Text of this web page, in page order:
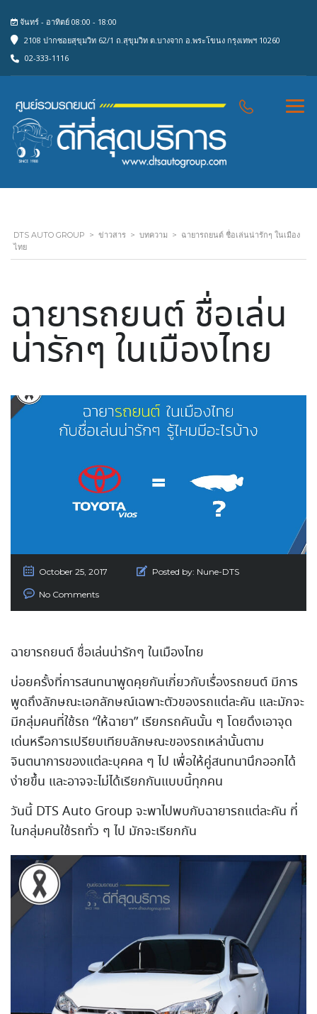
จันทร์ - อาทิตย์ 08:00 - 18:00
2108 ปากซอยสุขุมวิท 62/1 ถ.สุขุมวิท ต.บางจาก อ.พระโขนง กรุงเทพฯ 10260
02-333-1116
DTS AUTO GROUP > ข่าวสาร > บทความ > ฉายารถยนต์ ชื่อเล่นน่ารักๆ ในเมือง
ไทย
ฉายารถยนต์ ชื่อเล่น
น่ารักๆ ในเมืองไทย
October 25, 2017 Posted by: Nune-DTS
No Comments
ฉายารถยนต์ ชื่อเล่นน่ารักๆ ในเมืองไทย
บ่อยครั้งที่การสนทนาพูดคุยกันเกี่ยวกับเรื่องรถยนต์ มีการ
พูดถึงลักษณะเอกลักษณ์เฉพาะตัวของรถแต่ละคัน และมักจะ
มีกลุ่มคนที่ใช้รถ “ให้ฉายา” เรียกรถคันนั้น ๆ โดยดึงเอาจุด
เด่นหรือการเปรียบเทียบลักษณะของรถเหล่านั้นตาม
จินตนาการของแต่ละบุคคล ๆ ไป เพื่อให้คู่สนทนานึกออกได้
ง่ายขึ้น และอาจจะไม่ได้เรียกกันแบบนี้ทุกคน
วันนี้ DTS Auto Group จะพาไปพบกับฉายารถแต่ละคัน ที่
ในกลุ่มคนใช้รถทั่ว ๆ ไป มักจะเรียกกัน